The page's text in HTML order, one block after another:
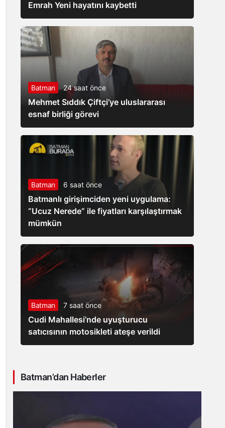
Emrah Yeni hayatını kaybetti
Batman 24 saat önce
Mehmet Sıddık Çiftçi’ye uluslararası
esnaf birliği görevi
Batman 6 saat önce
Batmanlı girişimciden yeni uygulama:
“Ucuz Nerede” ile fiyatları karşılaştırmak
mümkün
Batman 7 saat önce
Cudi Mahallesi’nde uyuşturucu
satıcısının motosikleti ateşe verildi
Batman’dan Haberler